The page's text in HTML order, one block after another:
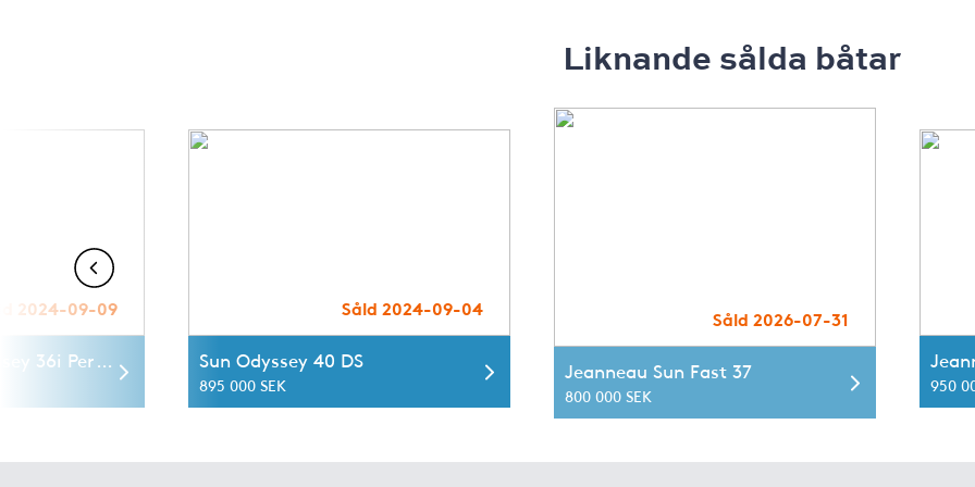
Liknande sålda båtar
2024-09-09
Jeanneau Sun Odyssey 36i Performance
Såld 2024-09-04
Sun Odyssey 40 DS
895 000 SEK
Såld 2026-07-31
Jeanneau Sun Fast 37
800 000 SEK 950